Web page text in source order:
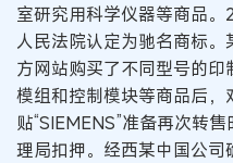
室研究用科学仪器等商品
人民法院认定为驰名商标
方网站购买了不同型号的印
模组和控制模块等商品后
贴“SIEMENS”准备再次转
理局扣押。经西某中国公